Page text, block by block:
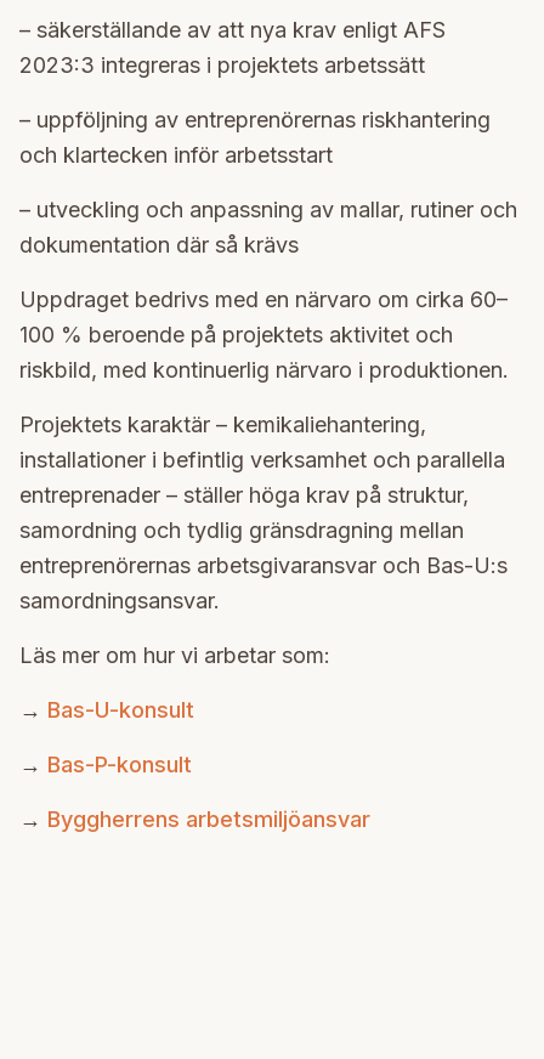
– säkerställande av att nya krav enligt AFS
2023:3 integreras i projektets arbetssätt
– uppföljning av entreprenörernas riskhantering
och klartecken inför arbetsstart
– utveckling och anpassning av mallar, rutiner och
dokumentation där så krävs
Uppdraget bedrivs med en närvaro om cirka 60–
100 % beroende på projektets aktivitet och
riskbild, med kontinuerlig närvaro i produktionen.
Projektets karaktär – kemikaliehantering,
installationer i befintlig verksamhet och parallella
entreprenader – ställer höga krav på struktur,
samordning och tydlig gränsdragning mellan
entreprenörernas arbetsgivaransvar och Bas-U:s
samordningsansvar.
Läs mer om hur vi arbetar som:
→ Bas-U-konsult
→ Bas-P-konsult
→ Byggherrens arbetsmiljöansvar